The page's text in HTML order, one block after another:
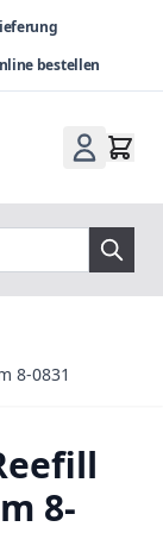
bestellen
8-0831
8-